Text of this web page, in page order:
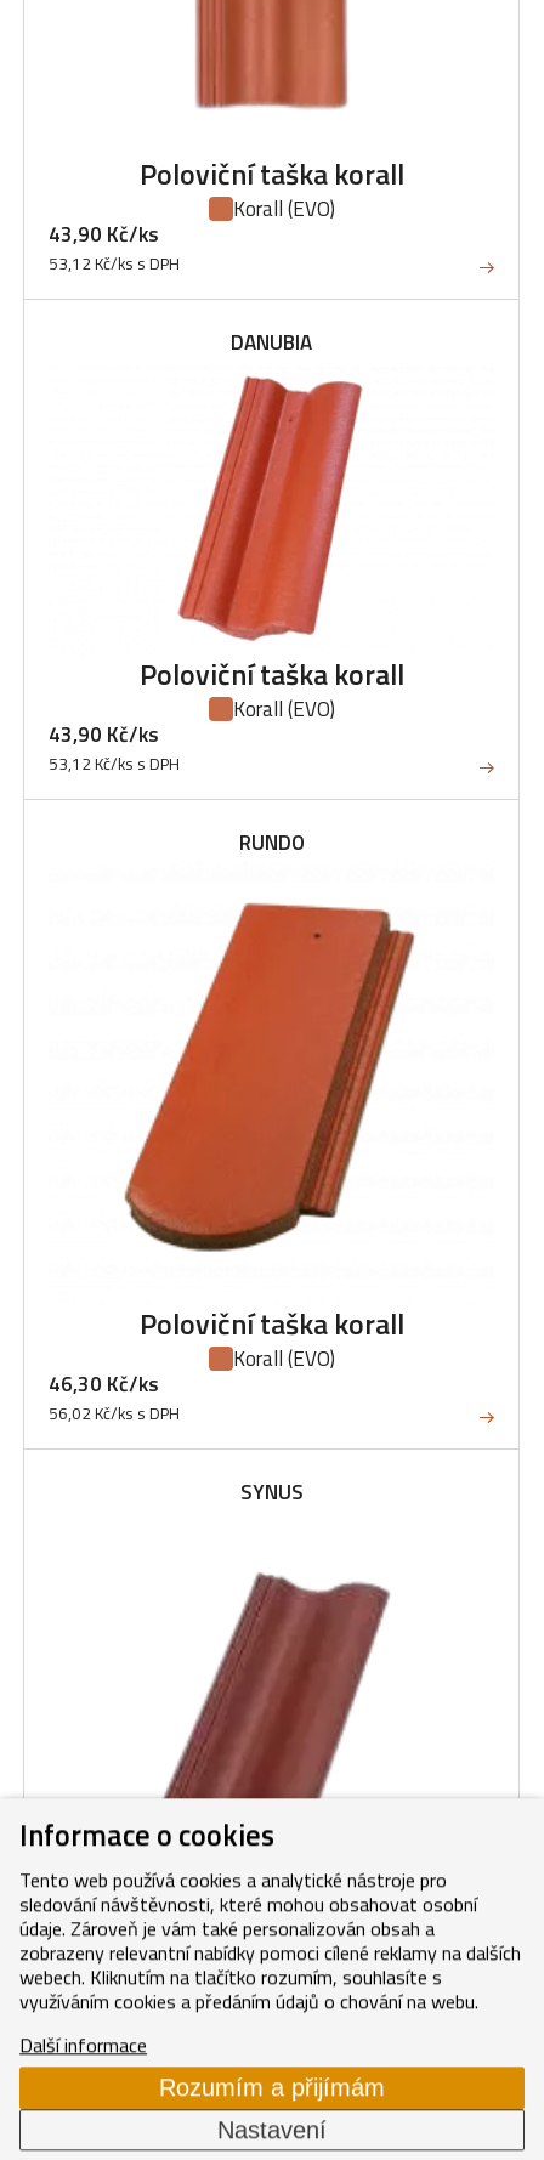
Poloviční taška korall
Korall(EVO)
43,90 Kč/ks
53,12 Kč/ks s DPH
DANUBIA
Poloviční taška korall
Korall(EVO)
43,90 Kč/ks
53,12 Kč/ks s DPH
RUNDO
Poloviční taška korall
Korall(EVO)
46,30 Kč/ks
56,02 Kč/ks s DPH
SYNUS
Poloviční taška merlot
Merlot(EVO)
43,90 Kč/ks
53,12 Kč/ks s DPH
DANUBIA
Informace o cookies
Tento web používá cookies a analytické nástroje pro
sledování návštěvnosti, které mohou obsahovat osobní
údaje. Zároveň je vám také personalizován obsah a
zobrazeny relevantní nabídky pomoci cílené reklamy na dalších
webech. Kliknutím na tlačítko rozumím, souhlasíte s
využíváním cookies a předáním údajů o chování na webu.
Další informace
Rozumím a přijímám
Nastavení